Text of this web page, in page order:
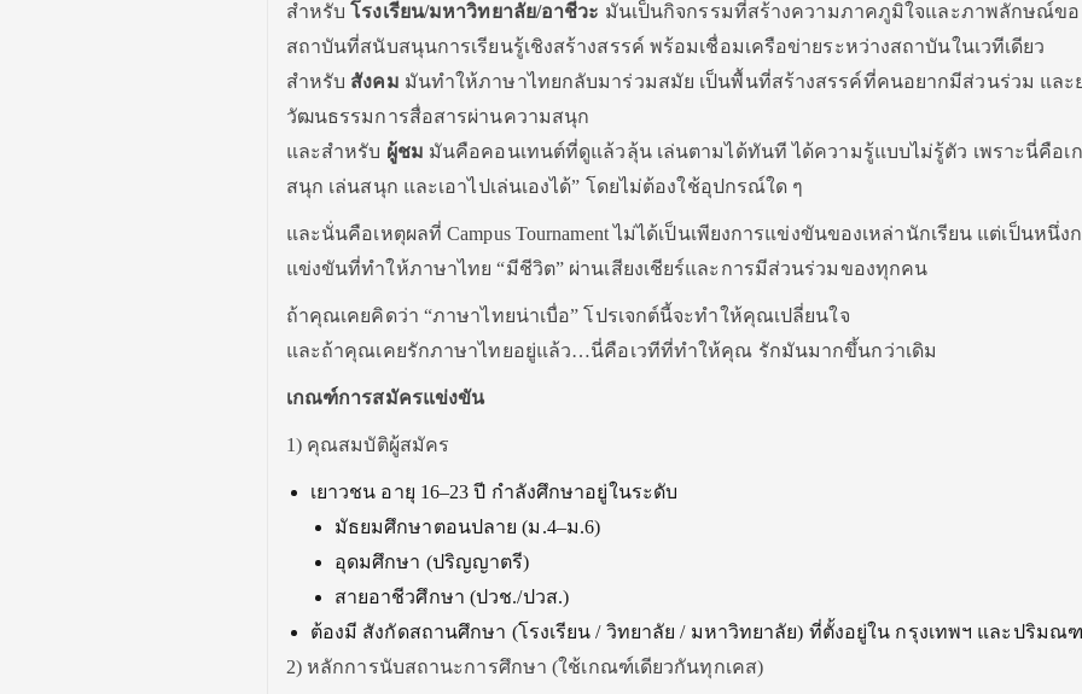
สำหรับโรงเรียน/มหาวิทยาลัย/อาชีวะ มันเป็นกิจกรรมที่สร้างความภาคภูมิใจและภาพลักษณ์ขอ
สถาบันที่สนับสนุนการเรียนรู้เชิงสร้างสรรค์ พร้อมเชื่อมเครือข่ายระหว่างสถาบันในเวทีเดียว
สำหรับ สังคม มันทำให้ภาษาไทยกลับมาร่วมสมัย เป็นพื้นที่สร้างสรรค์ที่คนอยากมีส่วนร่วม และ
วัฒนธรรมการสื่อสารผ่านความสนุก
และสำหรับ ผู้ชม มันคือคอนเทนต์ที่ดูแล้วลุ้น เล่นตามได้ทันที ได้ความรู้แบบไม่รู้ตัว เพราะนี่คือเ
สนุก เล่นสนุก และเอาไปเล่นเองได้” โดยไม่ต้องใช้อุปกรณ์ใด ๆ
และนั่นคือเหตุผลที่ Campus Tournament ไม่ได้เป็นเพียงการแข่งขันของเหล่านักเรียน แต่เป็นหนึ่ง
แข่งขันที่ทำให้ภาษาไทย “มีชีวิต” ผ่านเสียงเชียร์และการมีส่วนร่วมของทุกคน
ถ้าคุณเคยคิดว่า “ภาษาไทยน่าเบื่อ” โปรเจกต์นี้จะทำให้คุณเปลี่ยนใจ
และถ้าคุณเคยรักภาษาไทยอยู่แล้ว…นี่คือเวทีที่ทำให้คุณ รักมันมากขึ้นกว่าเดิม
เกณฑ์การสมัครแข่งขัน
1) คุณสมบัติผู้สมัคร
เยาวชน อายุ 16–23 ปี กำลังศึกษาอยู่ในระดับ
มัธยมศึกษาตอนปลาย (ม.4–ม.6)
อุดมศึกษา (ปริญญาตรี)
สายอาชีวศึกษา (ปวช./ปวส.)
ต้องมี สังกัดสถานศึกษา (โรงเรียน / วิทยาลัย / มหาวิทยาลัย) ที่ตั้งอยู่ใน กรุงเทพฯ และปริมณ
2) หลักการนับสถานะการศึกษา (ใช้เกณฑ์เดียวกันทุกเคส)